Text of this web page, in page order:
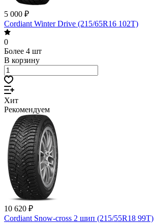
5 000 ₽
Cordiant Winter Drive (215/65R16 102T)
0
Более 4 шт
В корзину
Хит
Рекомендуем
10 620 ₽
Cordiant Snow-cross 2 шип (215/55R18 99T)